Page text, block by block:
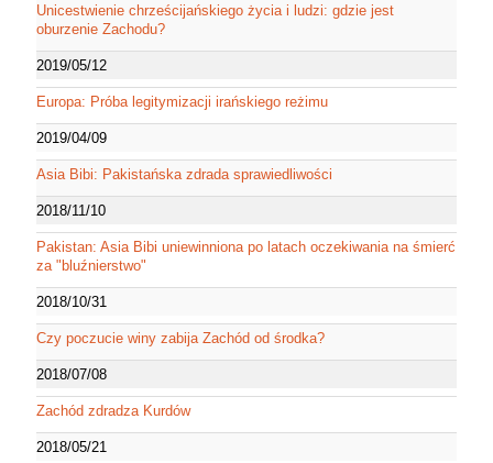
Unicestwienie chrześcijańskiego życia i ludzi: gdzie jest
oburzenie Zachodu?
2019/05/12
Europa: Próba legitymizacji irańskiego reżimu
2019/04/09
Asia Bibi: Pakistańska zdrada sprawiedliwości
2018/11/10
Pakistan: Asia Bibi uniewinniona po latach oczekiwania na śmierć
za "bluźnierstwo"
2018/10/31
Czy poczucie winy zabija Zachód od środka?
2018/07/08
Zachód zdradza Kurdów
2018/05/21